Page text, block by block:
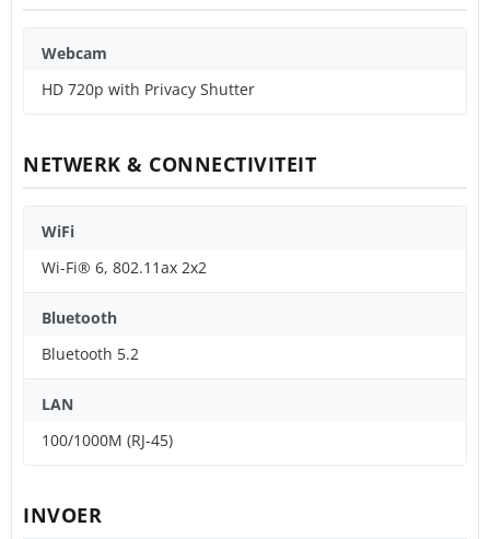
Webcam
HD 720p with Privacy Shutter
NETWERK & CONNECTIVITEIT
WiFi
Wi-Fi® 6, 802.11ax 2x2
Bluetooth
Bluetooth 5.2
LAN
100/1000M (RJ-45)
INVOER